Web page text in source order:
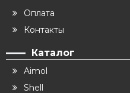
Оплата
Контакты
Каталог
Aimol
Shell